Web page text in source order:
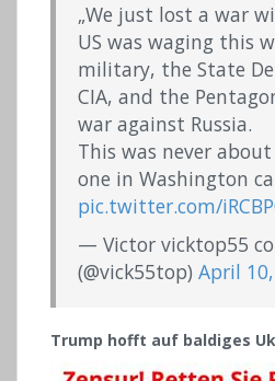
„We just lost a war
US was waging this
military, the State
CIA, and the
war against Russia.
This was never
one in Washington
pic.twitter.com/
— Victor vicktop55
(@vick55top) April
Trump hofft auf baldiges